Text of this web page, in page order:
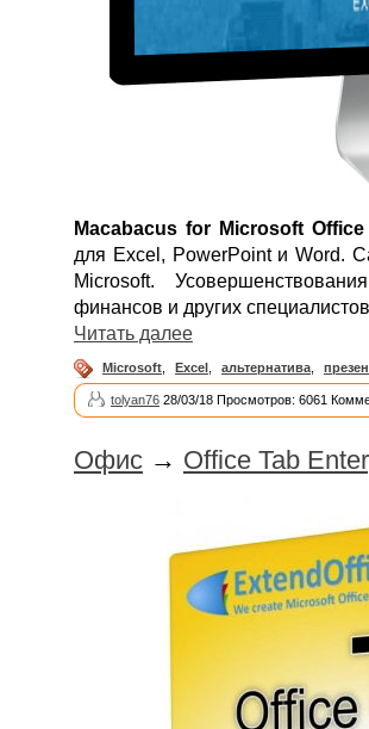
Macabacus for Microsoft Office
для Excel, PowerPoint и Word.
Microsoft.
финансов и других
Читать далее
Microsoft Excel альтернатива
tolyan76 28/03/18 Просмотров: 6061
Офис → Office Tab